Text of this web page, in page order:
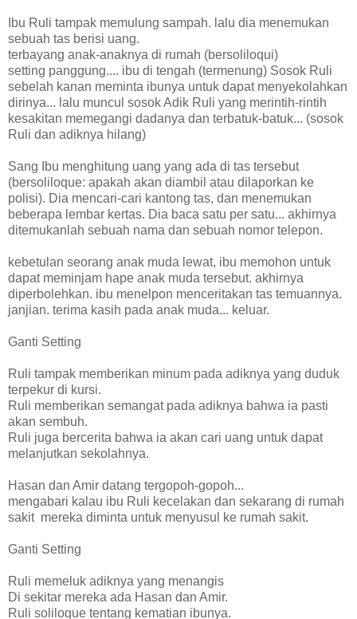
Ibu Ruli tampak memulung sampah. lalu dia menemukan
sebuah tas berisi uang.
terbayang anak-anaknya di rumah (bersoliloqui)
setting panggung.... ibu di tengah (termenung) Sosok Ruli
sebelah kanan meminta ibunya untuk dapat menyekolahkan
dirinya... lalu muncul sosok Adik Ruli yang merintih-rintih
kesakitan memegangi dadanya dan terbatuk-batuk... (sosok
Ruli dan adiknya hilang)
Sang Ibu menghitung uang yang ada di tas tersebut
(bersoliloque: apakah akan diambil atau dilaporkan ke
polisi). Dia mencari-cari kantong tas, dan menemukan
beberapa lembar kertas. Dia baca satu per satu... akhirnya
ditemukanlah sebuah nama dan sebuah nomor telepon.
kebetulan seorang anak muda lewat, ibu memohon untuk
dapat meminjam hape anak muda tersebut. akhirnya
diperbolehkan. ibu menelpon menceritakan tas temuannya.
janjian. terima kasih pada anak muda... keluar.
Ganti Setting
Ruli tampak memberikan minum pada adiknya yang duduk
terpekur di kursi.
Ruli memberikan semangat pada adiknya bahwa ia pasti
akan sembuh.
Ruli juga bercerita bahwa ia akan cari uang untuk dapat
melanjutkan sekolahnya.
Hasan dan Amir datang tergopoh-gopoh...
mengabari kalau ibu Ruli kecelakan dan sekarang di rumah
sakit mereka diminta untuk menyusul ke rumah sakit.
Ganti Setting
Ruli memeluk adiknya yang menangis
Di sekitar mereka ada Hasan dan Amir.
Ruli soliloque tentang kematian ibunya.